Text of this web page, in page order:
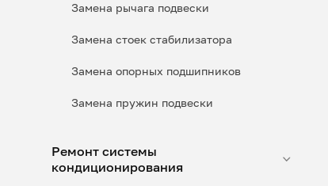
Замена рычага подвески
Замена стоек стабилизатора
Замена опорных подшипников
Замена пружин подвески
Ремонт системы
кондиционирования